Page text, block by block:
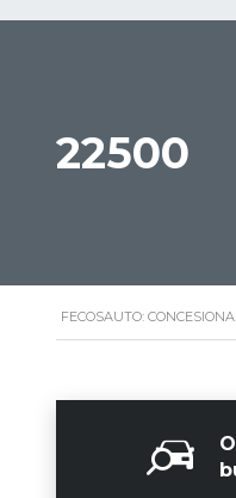
22500
FECOSAUTO: